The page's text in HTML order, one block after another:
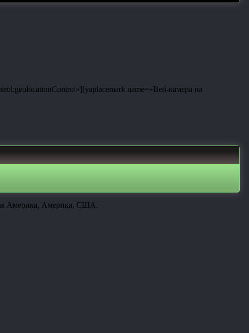
name=»Веб-камера на
Америка, Америка, США.